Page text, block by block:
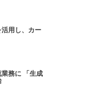
用し、カー
務に 「生成